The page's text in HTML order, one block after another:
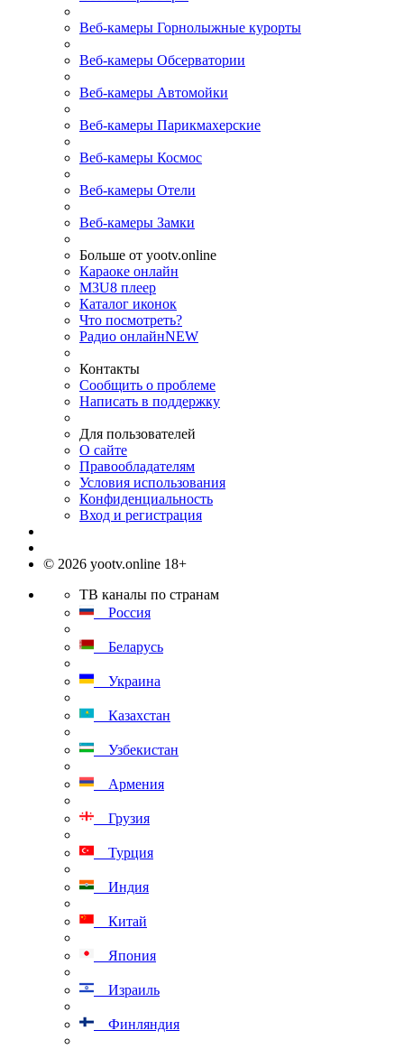
Веб-камеры Горнолыжные курорты
Веб-камеры Обсерватории
Веб-камеры Автомойки
Веб-камеры Парикмахерские
Веб-камеры Космос
Веб-камеры Отели
Веб-камеры Замки
Больше от yootv.online
Караоке онлайн
M3U8 плеер
Каталог иконок
Что посмотреть?
Радио онлайнNEW
Контакты
Сообщить о проблеме
Написать в поддержку
Для пользователей
О сайте
Правообладателям
Условия использования
Конфиденциальность
Вход и регистрация
© 2026 yootv.online 18+
ТВ каналы по странам
Россия
Беларусь
Украина
Казахстан
Узбекистан
Армения
Грузия
Турция
Индия
Китай
Япония
Израиль
Финляндия